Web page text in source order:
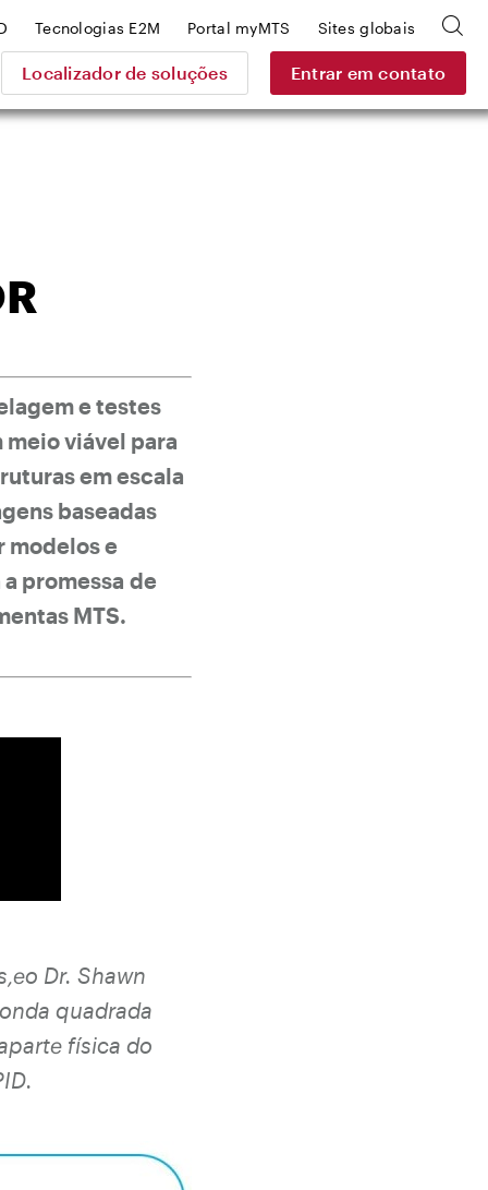
Localizador de soluções Entrar em contato
Tecnologias E2M Portal myMTS Sites globais
e testes
viável para
em escala
baseadas
modelos e
promessa de
MTS.
Dr. Shawn
quadrada
física do